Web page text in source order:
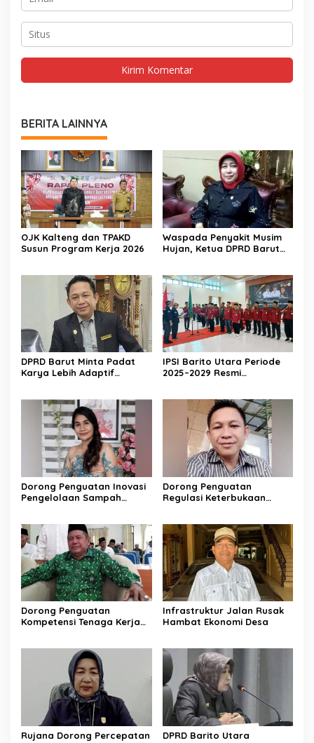
BERITA LAINNYA
OJK Kalteng dan TPAKD
Susun Program Kerja 2026
Waspada Penyakit Musim
Hujan, Ketua DPRD Barut
DPRD Barut Minta Padat
Karya Lebih Adaptif
IPSI Barito Utara Periode
2025–2029 Resmi
Dorong Penguatan Inovasi
Pengelolaan Sampah
Dorong Penguatan
Regulasi Keterbukaan
Dorong Penguatan
Kompetensi Tenaga Kerja
Infrastruktur Jalan Rusak
Hambat Ekonomi Desa
Rujana Dorong Percepatan
DPRD Barito Utara